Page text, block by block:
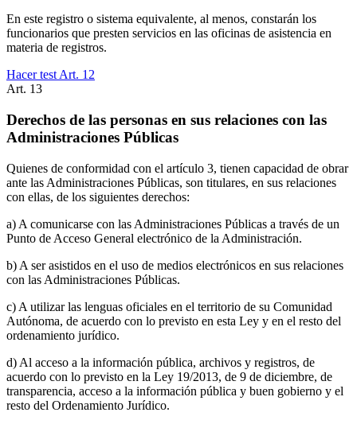
En este registro o sistema equivalente, al menos, constarán los
funcionarios que presten servicios en las oficinas de asistencia en
materia de registros.
Hacer test Art. 12
Art. 13
Derechos de las personas en sus relaciones con las
Administraciones Públicas
Quienes de conformidad con el artículo 3, tienen capacidad de obrar
ante las Administraciones Públicas, son titulares, en sus relaciones
con ellas, de los siguientes derechos:
a) A comunicarse con las Administraciones Públicas a través de un
Punto de Acceso General electrónico de la Administración.
b) A ser asistidos en el uso de medios electrónicos en sus relaciones
con las Administraciones Públicas.
c) A utilizar las lenguas oficiales en el territorio de su Comunidad
Autónoma, de acuerdo con lo previsto en esta Ley y en el resto del
ordenamiento jurídico.
d) Al acceso a la información pública, archivos y registros, de
acuerdo con lo previsto en la Ley 19/2013, de 9 de diciembre, de
transparencia, acceso a la información pública y buen gobierno y el
resto del Ordenamiento Jurídico.